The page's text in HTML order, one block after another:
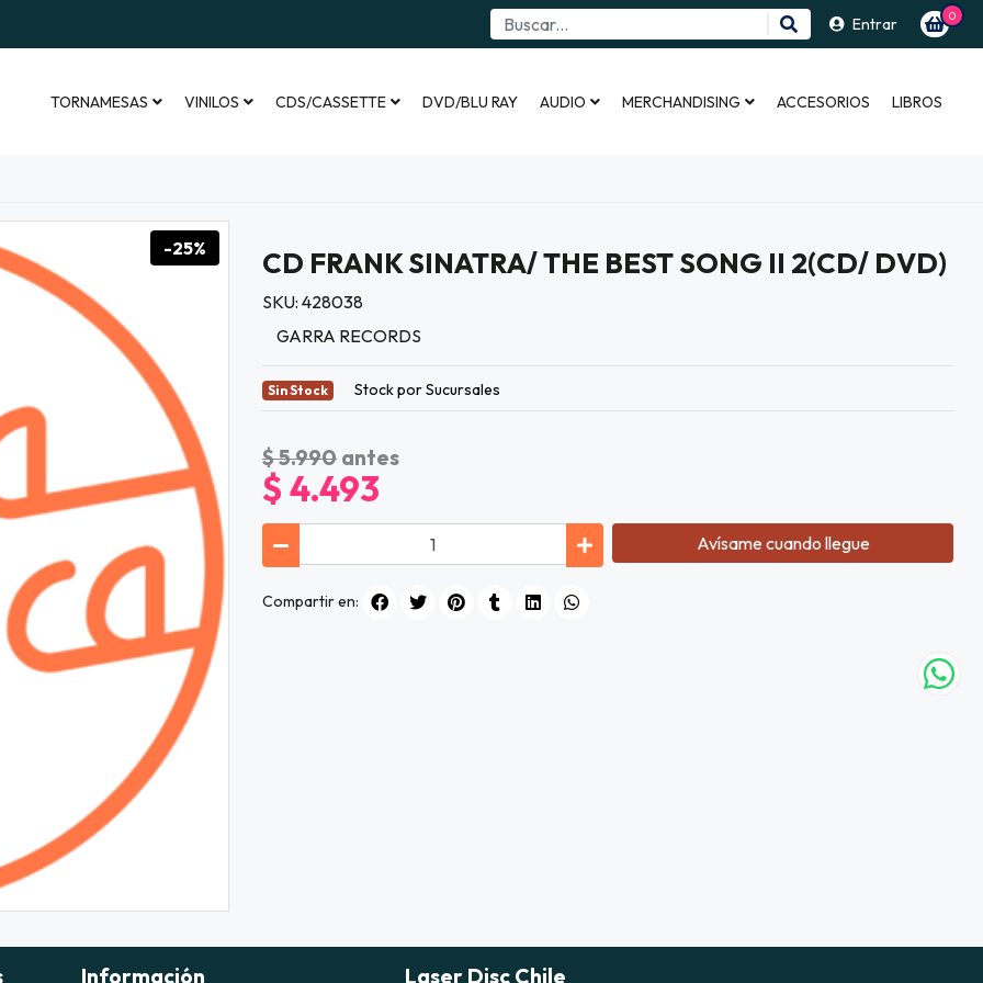
Entrar 0
TORNAMESAS VINILOS CDS/CASSETTE DVD/BLU RAY AUDIO MERCHANDISING ACCESORIOS LIBROS
-25% CD FRANK SINATRA/ THE BEST SONG II 2(CD/ DVD)
SKU: 428038
GARRA RECORDS
Sin Stock Stock por Sucursales
$ 5.990 antes
$ 4.493
Avísame cuando llegue
Compartir en:
Información Laser Disc Chile